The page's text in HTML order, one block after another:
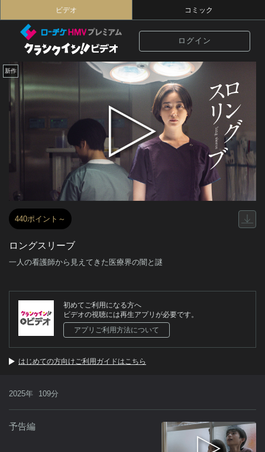
ビデオ コミック
ログイン
新作
440ポイント～
ロングスリーブ
一人の看護師から見えてきた医療界の闇と謎
初めてご利用になる方へ
ビデオの視聴には再生アプリが必要です。
アプリご利用方法について
はじめての方向けご利用ガイドはこちら
2025年 109分
予告編